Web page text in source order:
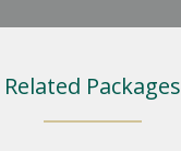
Related Packages